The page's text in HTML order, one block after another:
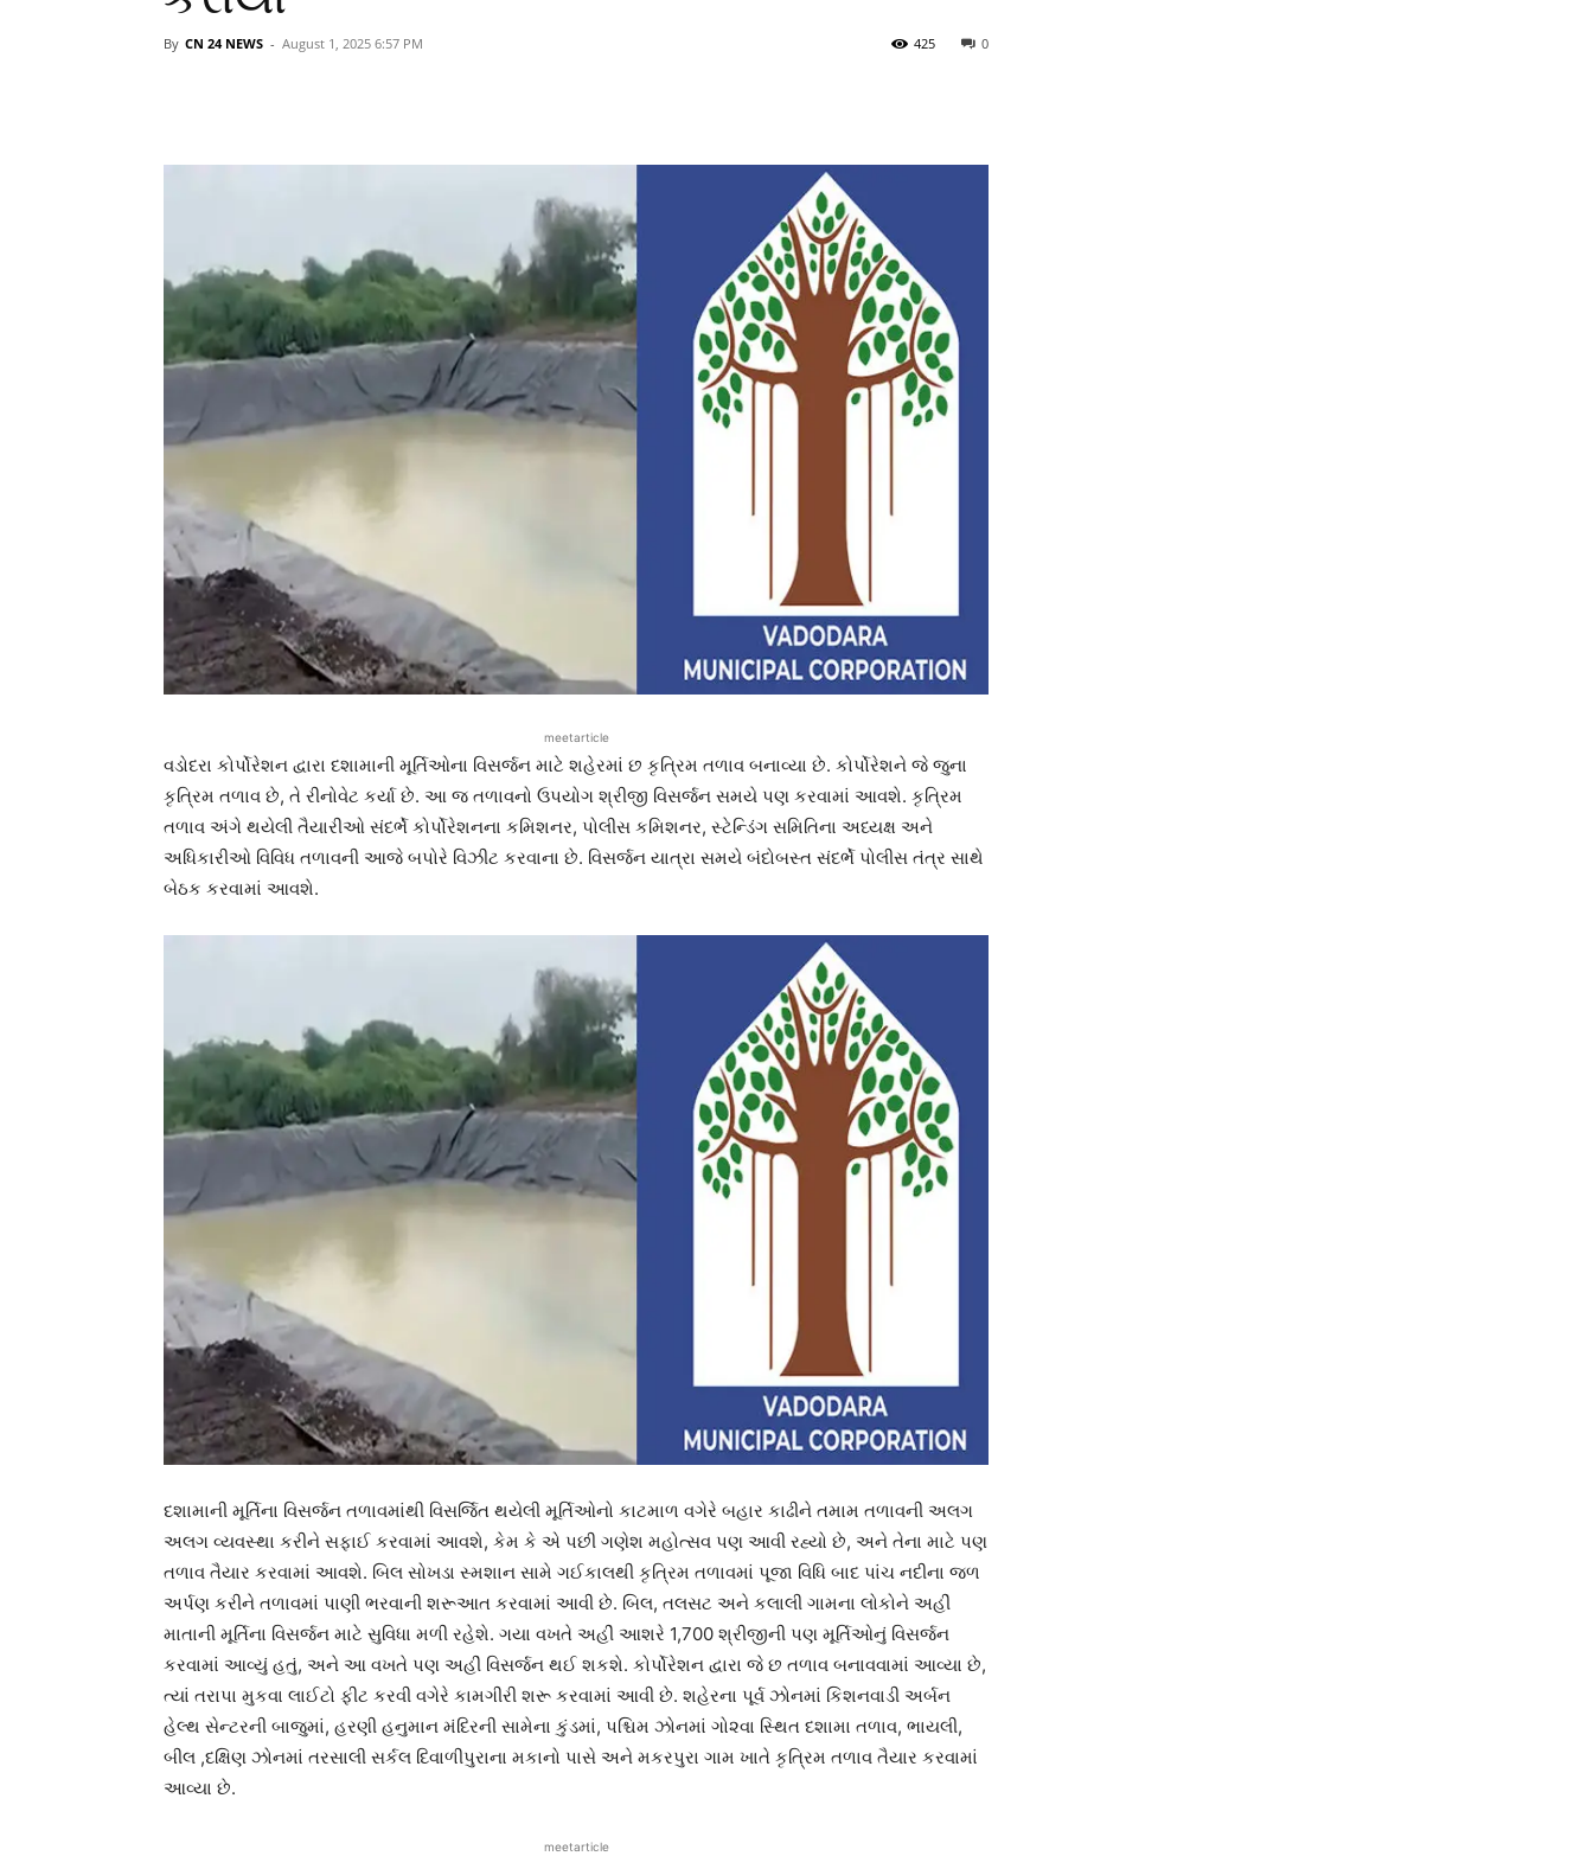
By CN 24 NEWS - August 1, 2025 6:57 PM 0
425
meetarticle
વડોદરા કોર્પોરેશન દ્વારા દશામાની મૂર્તિઓના વિસર્જન માટે શહેરમાં છ કૃત્રિમ તળાવ બનાવ્યા છે. કોર્પોરેશને જે જુના
કૃત્રિમ તળાવ છે, તે રીનોવેટ કર્યા છે. આ જ તળાવનો ઉપયોગ શ્રીજી વિસર્જન સમયે પણ કરવામાં આવશે. કૃત્રિમ
તળાવ અંગે થયેલી તૈયારીઓ સંદર્ભે કોર્પોરેશનના કમિશનર, પોલીસ કમિશનર, સ્ટેન્ડિંગ સમિતિના અધ્યક્ષ અને
અધિકારીઓ વિવિધ તળાવની આજે બપોરે વિઝીટ કરવાના છે. વિસર્જન યાત્રા સમયે બંદોબસ્ત સંદર્ભે પોલીસ તંત્ર સાથે
બેઠક કરવામાં આવશે.
દશામાની મૂર્તિના વિસર્જન તળાવમાંથી વિસર્જિત થયેલી મૂર્તિઓનો કાટમાળ વગેરે બહાર કાઢીને તમામ તળાવની અલગ
અલગ વ્યવસ્થા કરીને સફાઈ કરવામાં આવશે, કેમ કે એ પછી ગણેશ મહોત્સવ પણ આવી રહ્યો છે, અને તેના માટે પણ
તળાવ તૈયાર કરવામાં આવશે. બિલ સોખડા સ્મશાન સામે ગઈકાલથી કૃત્રિમ તળાવમાં પૂજા વિધિ બાદ પાંચ નદીના જળ
અર્પણ કરીને તળાવમાં પાણી ભરવાની શરૂઆત કરવામાં આવી છે. બિલ, તલસટ અને કલાલી ગામના લોકોને અહીં
માતાની મૂર્તિના વિસર્જન માટે સુવિધા મળી રહેશે. ગયા વખતે અહીં આશરે 1,700 શ્રીજીની પણ મૂર્તિઓનું વિસર્જન
કરવામાં આવ્યું હતું, અને આ વખતે પણ અહીં વિસર્જન થઈ શકશે. કોર્પોરેશન દ્વારા જે છ તળાવ બનાવવામાં આવ્યા છે,
ત્યાં તરાપા મુકવા લાઈટો ફીટ કરવી વગેરે કામગીરી શરૂ કરવામાં આવી છે. શહેરના પૂર્વ ઝોનમાં કિશનવાડી અર્બન
હેલ્થ સેન્ટરની બાજુમાં, હરણી હનુમાન મંદિરની સામેના કુંડમાં, પશ્ચિમ ઝોનમાં ગો૨વા સ્થિત દશામા તળાવ, ભાયલી,
બીલ ,દક્ષિણ ઝોનમાં તરસાલી સર્કલ દિવાળીપુરાના મકાનો પાસે અને મકરપુરા ગામ ખાતે કૃત્રિમ તળાવ તૈયાર કરવામાં
આવ્યા છે.
meetarticle